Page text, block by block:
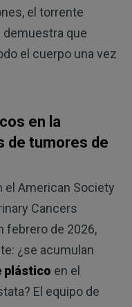
el torrente
demuestra que
el cuerpo una vez
en la
de tumores de
el American Society
Cancers
febrero de 2026,
¿se acumulan
plástico en el
El equipo de